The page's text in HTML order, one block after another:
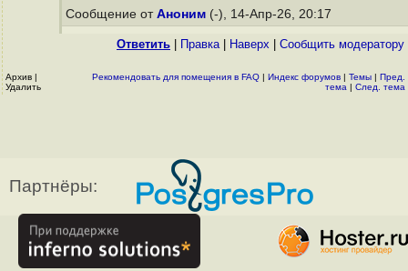
Сообщение от Аноним (-), 14-Апр-26, 20:17
Ответить Правка| Наверх Cообщить модератору
Архив |
Удалить
Рекомендовать для помещения в FAQ | Индекс форумов | Темы | Пред.
тема | След. тема
Партнёры: